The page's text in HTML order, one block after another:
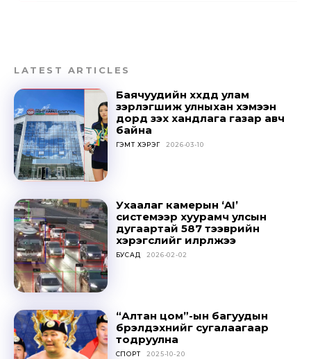
out!
Sing up for our newsletter
to stay in the loop.
LATEST ARTICLES
Баячуудийн хүүхдүүд улам
зэрлэгшиж улныхан хэмээн
дорд үзэх хандлага газар авч
байна
ГЭМТ ХЭРЭГ 2026-03-10
Ухаалаг камерын ‘AI’
системээр хуурамч улсын
дугаартай 587 тээврийн
хэрэгслийг илрүүлжээ
БУСАД 2026-02-02
“Алтан цом”-ын багуудын
бүрэлдэхүүнийг сугалаагаар
тодруулна
СПОРТ 2025-10-20